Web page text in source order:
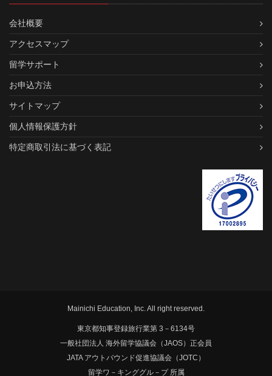
会社概要
アクセスマップ
留学サポート
お申込方法
サイトマップ
個人情報保護方針
特定商取引法に基づく表記
Mainichi Education, Inc. All right reserved.
東京都知事登録旅行業第 3－6134号
一般社団法人 海外留学協議会（JAOS）正会員
JATA アウトバウンド促進協議会（JOTC）
留学ワ－キンググル－プ 所属